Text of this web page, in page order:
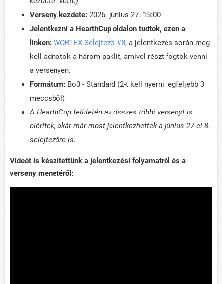
Verseny kezdete: 2026. június 27. 15:00
Jelentkezni a HearthCup oldalon tudtok, ezen a
linken: WORTEX Selejtező #8, a jelentkezés során meg
kell adnotok a három paklit, amivel részt fogtok venni
a versenyen.
Formátum: Bo3 - Standard (2-t kell nyerni legfeljebb 3
meccsből)
A HearthCup felületén az összes többi versenyt is
eléritek, akár már most jelentkezhettek a június 27-ei 8.
selejtezőre is.
Videót is készítettünk a jelentkezési folyamatról és a
verseny menetéről: